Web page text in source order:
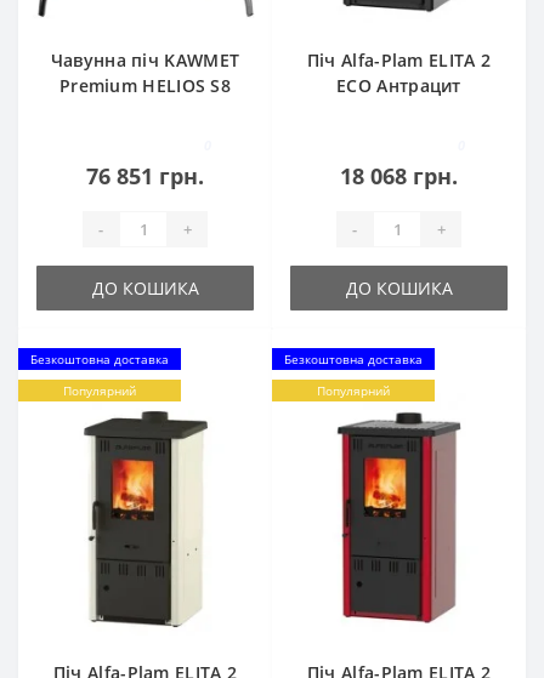
Чавунна піч KAWMET
Premium HELIOS S8
76 851 грн.
- +
ДО КОШИКА
Піч Alfa-Plam ELITA 2
ECO Антрацит
18 068 грн.
- +
ДО КОШИКА
Безкоштовна доставка
Популярний
Піч Alfa-Plam ELITA 2
Безкоштовна доставка
Популярний
Піч Alfa-Plam ELITA 2